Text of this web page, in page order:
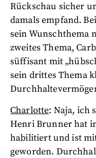
Rückschau sicher
damals empfand.
sein Wunschthema
zweites Thema,
süffisant mit
sein drittes Thema
Charlotte: Naja, ich
Henri Brunner hat
habilitiert und ist
geworden.